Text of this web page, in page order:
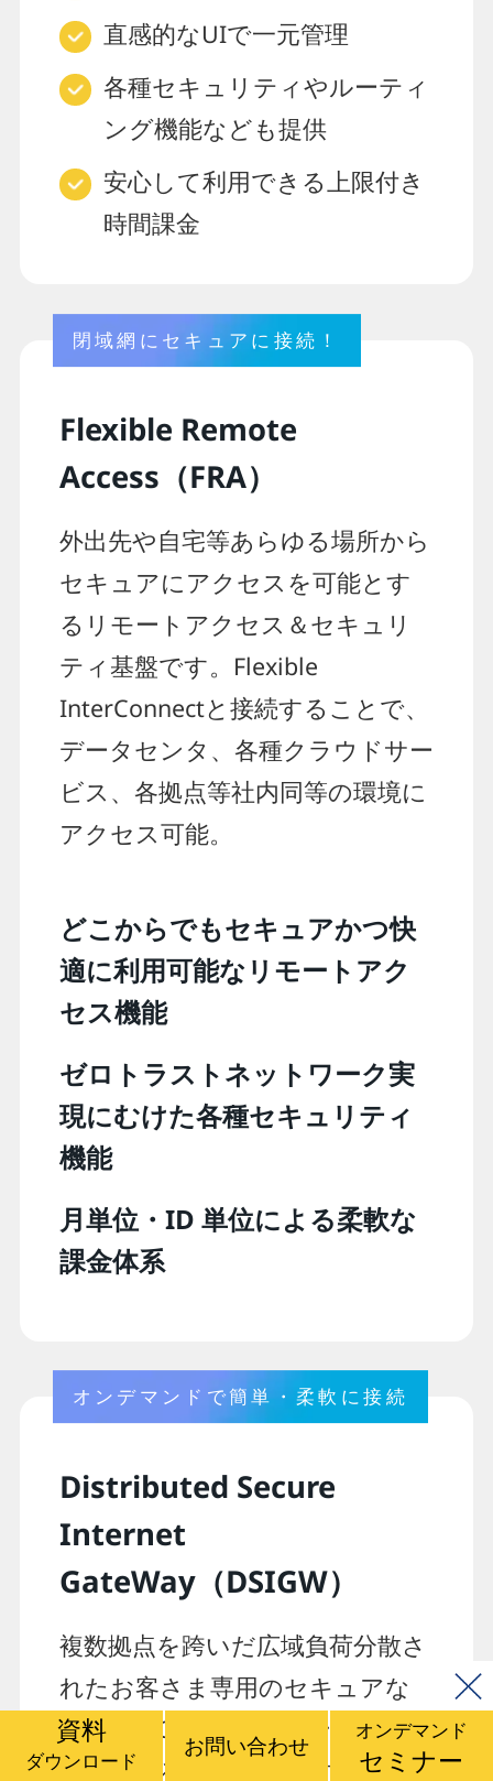
直感的なUIで一元管理
各種セキュリティやルーティ
ング機能なども提供
安心して利用できる上限付き
時間課金
閉域網にセキュアに接続！
Flexible Remote
Access（FRA）
外出先や自宅等あらゆる場所から
セキュアにアクセスを可能とす
るリモートアクセス＆セキュリ
ティ基盤です​。Flexible
InterConnectと接続することで、
データセンタ、各種クラウドサー
ビス、各拠点等社内同等の環境に
アクセス可能​。
どこからでもセキュアかつ快
適に利用可能なリモートアク
セス機能
ゼロトラストネットワーク実
現にむけた各種セキュリティ
機能
月単位・ID 単位による柔軟な
課金体系
オンデマンドで簡単・柔軟に接続
Distributed Secure
Internet
GateWay（DSIGW）
複数拠点を跨いだ広域負荷分散さ
れたお客さま専用のセキュアな
Internet GateWayをオンデマンド
で提供するサービスです。
資料
ダウンロード
お問い合わせ
オンデマンド
セミナー